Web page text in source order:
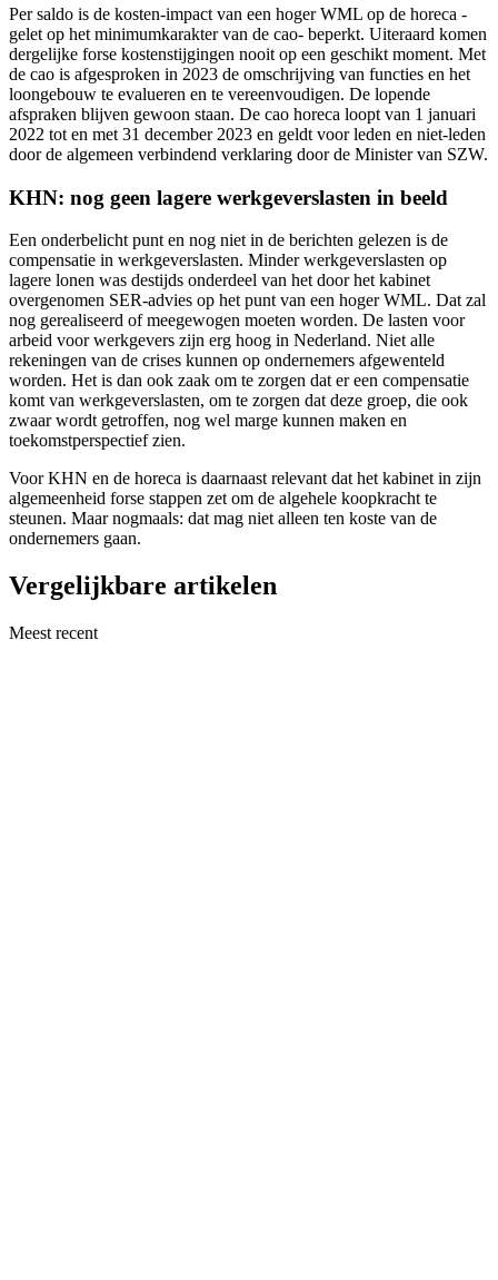
Per saldo is de kosten-impact van een hoger WML op de horeca -
gelet op het minimumkarakter van de cao- beperkt. Uiteraard komen
dergelijke forse kostenstijgingen nooit op een geschikt moment. Met
de cao is afgesproken in 2023 de omschrijving van functies en het
loongebouw te evalueren en te vereenvoudigen. De lopende
afspraken blijven gewoon staan. De cao horeca loopt van 1 januari
2022 tot en met 31 december 2023 en geldt voor leden en niet-leden
door de algemeen verbindend verklaring door de Minister van SZW.
KHN: nog geen lagere werkgeverslasten in beeld
Een onderbelicht punt en nog niet in de berichten gelezen is de
compensatie in werkgeverslasten. Minder werkgeverslasten op
lagere lonen was destijds onderdeel van het door het kabinet
overgenomen SER-advies op het punt van een hoger WML. Dat zal
nog gerealiseerd of meegewogen moeten worden. De lasten voor
arbeid voor werkgevers zijn erg hoog in Nederland. Niet alle
rekeningen van de crises kunnen op ondernemers afgewenteld
worden. Het is dan ook zaak om te zorgen dat er een compensatie
komt van werkgeverslasten, om te zorgen dat deze groep, die ook
zwaar wordt getroffen, nog wel marge kunnen maken en
toekomstperspectief zien.
Voor KHN en de horeca is daarnaast relevant dat het kabinet in zijn
algemeenheid forse stappen zet om de algehele koopkracht te
steunen. Maar nogmaals: dat mag niet alleen ten koste van de
ondernemers gaan.
Vergelijkbare artikelen
Meest recent